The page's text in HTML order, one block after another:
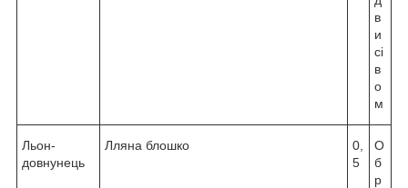
в
и
сі
в
о
м
Льон-
довнунець
Лляна блошко
0,
5
О
б
р